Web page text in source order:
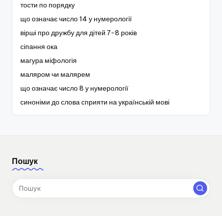
тости по порядку
що означає число 14 у нумерології
вірші про дружбу для дітей 7-8 років
сіпання ока
магура міфологія
маляром чи малярем
що означає число 8 у нумерології
синоніми до слова сприяти на українській мові
Пошук